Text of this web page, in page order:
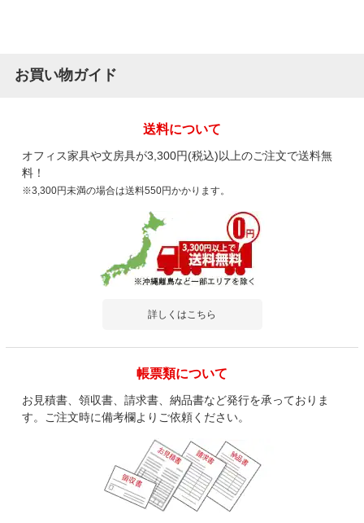
お買い物ガイド
送料について
オフィス家具や文房具が3,300円(税込)以上のご注文で送料無
料！
※3,300円未満の場合は送料550円かかります。
詳しくはこちら
帳票類について
お見積書、領収書、請求書、納品書など発行を承っておりま
す。ご注文時に備考欄よりご依頼ください。